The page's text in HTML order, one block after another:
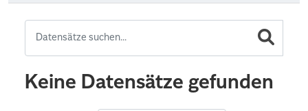
Keine Datensätze gefunden